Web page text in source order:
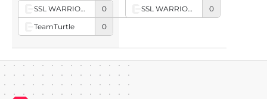
SSL WARRIORS
0
TeamTurtle
0
SSL WARRIORS
0